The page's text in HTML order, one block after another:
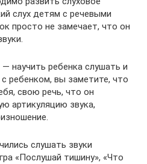
слух детям с речевыми
просто не замечает, что он
научить ребенка слушать и
ребенком, вы заметите, что
свою речь, что он
артикуляцию звука,
слушать звуки
«Послушай тишину», «Что